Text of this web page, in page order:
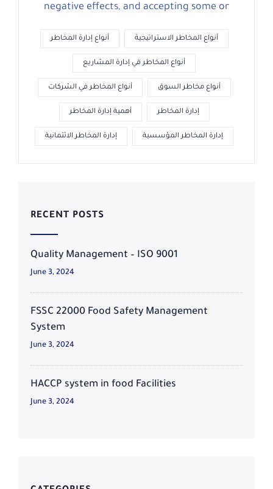
negative effects, and accepting some or
أنواع إدارة المخاطر أنواع المخاطر الاستراتيجية
أنواع المخاطر في إدارة المشاريع
أنواع المخاطر في الشركات أنواع مخاطر السوق
أهمية إدارة المخاطر إدارة المخاطر
إدارة المخاطر الائتمانية إدارة المخاطر المؤسسية
RECENT POSTS
Quality Management – ISO 9001
June 3, 2024
FSSC 22000 Food Safety Management
System
June 3, 2024
HACCP system in food Facilities
June 3, 2024